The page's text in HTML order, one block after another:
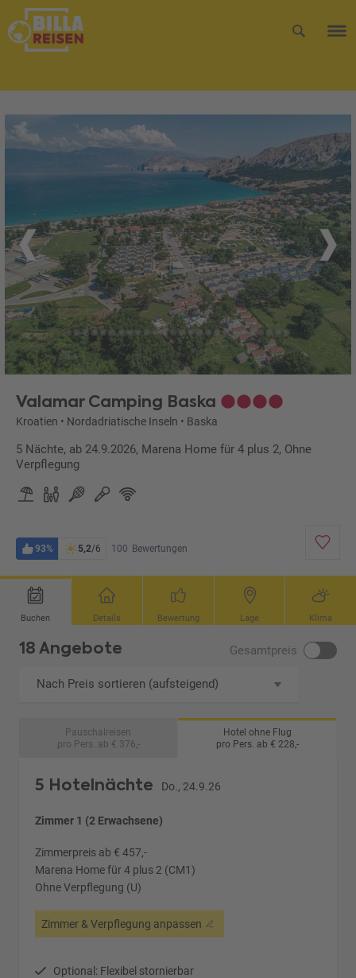
Valamar Camping Baska
Kroatien • Nordadriatische Inseln • Baska
5 Nächte, ab 24.9.2026, Marena Home für 4 plus 2, Ohne
Verpflegung
93% 5,2/6 100 Bewertungen
Buchen Details Bewertung Lage Klima
18 Angebote Gesamtpreis
Nach Preis sortieren (aufsteigend)
Pauschalreisen
pro Pers. ab € 376,-
Hotel ohne Flug
pro Pers. ab € 228,-
5 Hotelnächte Do., 24.9.26
Zimmer 1 (2 Erwachsene)
Zimmerpreis ab € 457,-
Marena Home für 4 plus 2 (CM1)
Ohne Verpflegung (U)
Zimmer & Verpflegung anpassen
Optional: Flexibel stornierbar